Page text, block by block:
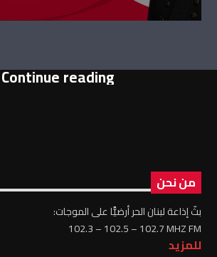
Continue reading
من نحن
بثّ إذاعة لبنان الحر أرضيًّا على الموجات:
102.3 – 102.5 – 102.7 MHZ FM
للمزيد